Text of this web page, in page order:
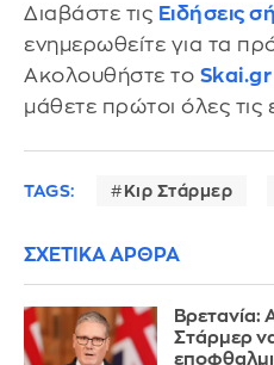
Διαβάστε τις Ειδήσεις
ενημερωθείτε για τα
Ακολουθήστε το
μάθετε πρώτοι όλες τις
TAGS: Κιρ Στάρμερ
ΣΧΕΤΙΚΑ ΑΡΘΡΑ
Βρετανία:
Στάρμερ